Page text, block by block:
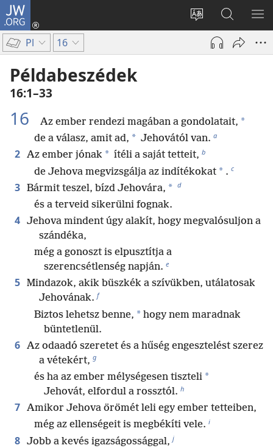
JW.ORG
Oldal
nyelvének
megváltoztatása
Bejelentkezés
(opens
window)
Keresés
a jw.org
honlapon
Pl 16
Példabeszédek
16:1–33
16 Az ember rendezi magában a gondolatait, *
de a válasz, amit ad, * Jehovától van. a
2 Az ember jónak * ítéli a saját tetteit, b
de Jehova megvizsgálja az indítékokat * . c
3 Bármit teszel, bízd Jehovára, * d
és a terveid sikerülni fognak.
4 Jehova mindent úgy alakít, hogy megvalósuljon a
szándéka,
még a gonoszt is elpusztítja a
szerencsétlenség napján. e
5 Mindazok, akik büszkék a szívükben, utálatosak
Jehovának. f
Biztos lehetsz benne, * hogy nem maradnak
büntetlenül.
6 Az odaadó szeretet és a hűség engesztelést szerez
a vétekért, g
és ha az ember mélységesen tiszteli *
Jehovát, elfordul a rossztól. h
7 Amikor Jehova örömét leli egy ember tetteiben,
még az ellenségeit is megbékíti vele. i
8 Jobb a kevés igazságossággal, j